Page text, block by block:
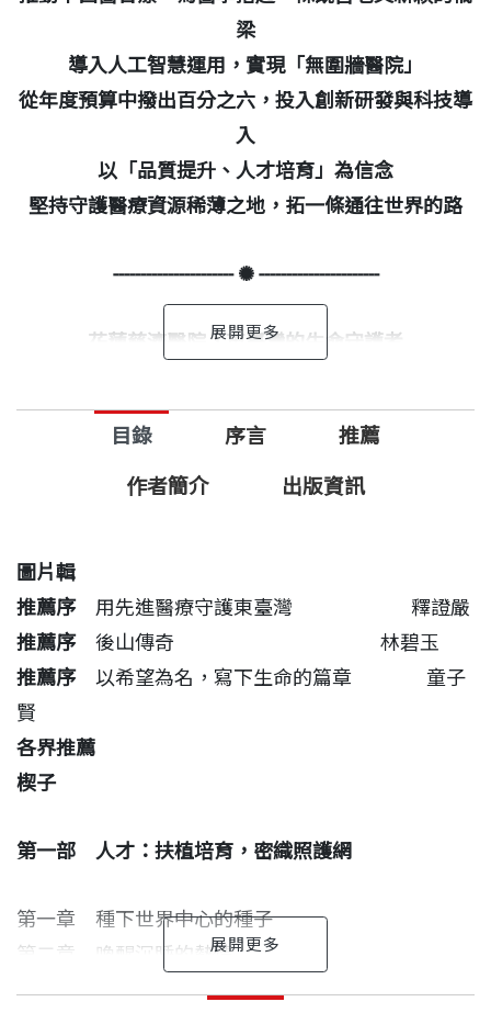
梁
導入人工智慧運用，實現「無圍牆醫院」
從年度預算中撥出百分之六，投入創新研發與科技導
入
以「品質提升、人才培育」為信念
堅持守護醫療資源稀薄之地，拓一條通往世界的路
----------------------✺----------------------
花蓮慈濟醫院，東臺灣的生命守護者
----------------------✺----------------------
領花蓮慈濟醫院團隊，在資源有限的環境中，開創出
一條融合科技與人文的創新醫路。
《醫療希望在花蓮》娓娓道來的不只是醫療的挑戰與
突破，更是慈濟醫療志業「守護生命、守護健康、守
護愛」的實踐與見證。
人才的培育，是志業得以傳承與深化的根本。
我肩負的不僅是醫療，更是山地與海岸的期盼。
我要為這家醫院帶來更多有別以往的可能，
讓遠在東部的花蓮慈濟醫院，
目錄 序言 推薦
作者簡介 出版資訊
圖片輯
推薦序用先進醫療守護東臺灣 釋證嚴
推薦序後山傳奇 林碧玉
推薦序以希望為名，寫下生命的篇章 童子
賢
各界推薦
楔子
第一部 人才：扶植培育，密織照護網
第一章 種下世界中心的種子
第二章 喚醒沉睡的熱情
第三章 傳遞希望之炬